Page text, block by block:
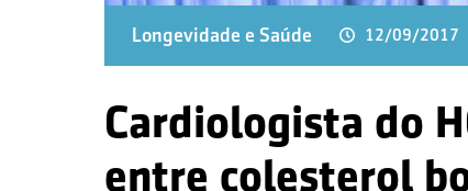
Longevidade e Saúde 12/09/2017
Cardiologista do
entre colesterol